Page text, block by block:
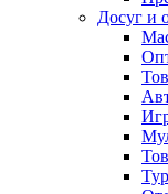
Досуг и